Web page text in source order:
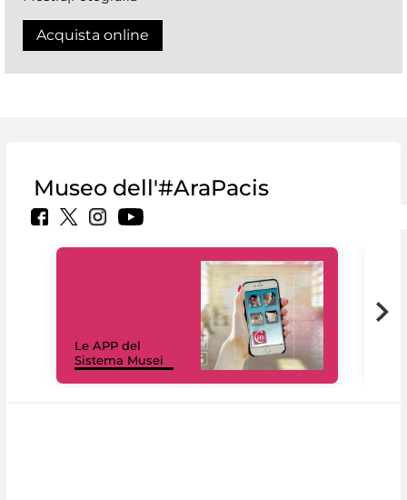
Acquista online
Museo dell'#AraPacis
Le APP del
Sistema Musei